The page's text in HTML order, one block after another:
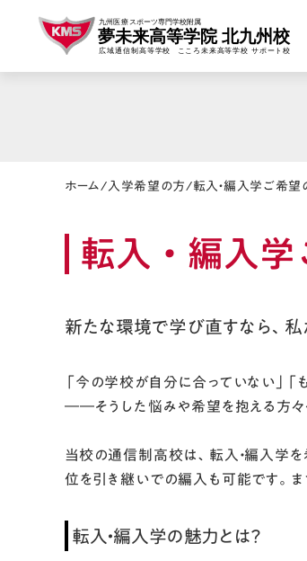
ホーム/入学希望の方/転入・編入学ご希望
転入・編入
新たな環境で学び直すなら、私
「今の学校が自分に合っていない」
――そうした悩みや希望を抱える方々
当校の通信制高校は、転入・編入学
位を引き継いでの編入も可能です。
転入・編入学の魅力とは？